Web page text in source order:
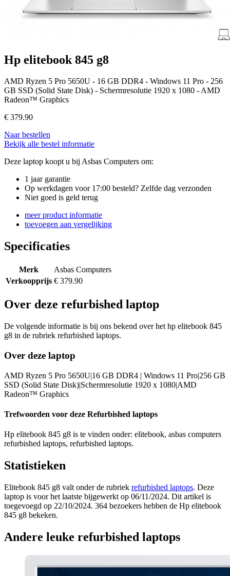
Hp elitebook 845 g8
AMD Ryzen 5 Pro 5650U - 16 GB DDR4 - Windows 11 Pro - 256
GB SSD (Solid State Disk) - Schermresolutie 1920 x 1080 - AMD
Radeon™ Graphics
€ 379.90
Naar bestellen
Bekijk alle bestel informatie
Deze laptop koopt u bij Asbas Computers om:
1 jaar garantie
Op werkdagen voor 17:00 besteld? Zelfde dag verzonden
Niet goed is geld terug
meer product informatie
toevoegen aan vergelijking
Specificaties
Merk
Asbas Computers
Verkoopprijs € 379.90
Over deze refurbished laptop
De volgende informatie is bij ons bekend over het hp elitebook 845
g8 in de rubriek refurbished laptops.
Over deze laptop
AMD Ryzen 5 Pro 5650U|16 GB DDR4 | Windows 11 Pro|256 GB
SSD (Solid State Disk)|Schermresolutie 1920 x 1080|AMD
Radeon™ Graphics
Trefwoorden voor deze Refurbished laptops
Hp elitebook 845 g8 is te vinden onder: elitebook, asbas computers
refurbished laptops, refurbished laptops.
Statistieken
Elitebook 845 g8 valt onder de rubriek refurbished laptops. Deze
laptop is voor het laatste bijgewerkt op 06/11/2024. Dit artikel is
toegevoegd op 22/10/2024. 364 bezoekers hebben de Hp elitebook
845 g8 bekeken.
Andere leuke refurbished laptops